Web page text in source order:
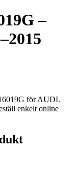
–
för AUDI.
enkelt online